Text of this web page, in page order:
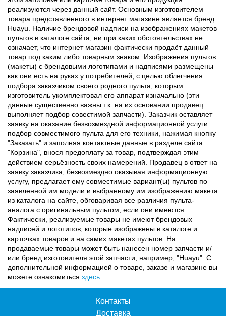
реализуются через данный сайт. Основным изготовителем
товара представленного в интернет магазине является бренд
Huayu. Наличие брендовой надписи на изображениях макетов
пультов в каталоге сайта, ни при каких обстоятельствах не
означает, что интернет магазин фактически продаёт данный
товар под каким либо товарным знаком. Изображения пультов
(макеты) с брендовыми логотипами и надписями размещены
как они есть на руках у потребителей, с целью облегчения
подбора заказчиком своего родного пульта, которым
изготовитель укомплектовал его аппарат изначально (эти
данные существенно важны т.к. на их основании продавец
выполняет подбор совестимой запчасти). Заказчик оставляет
заявку на оказание безвозмездной информационной услуги:
подбор совместимого пульта для его техники, нажимая кнопку
"Заказать" и заполняя контактные данные в разделе сайта
"Корзина", внося предоплату за товар, подтверждая этим
действием серьёзность своих намерений. Продавец в ответ на
заявку заказчика, безвозмездно оказывая информационную
услугу, предлагает ему совместимые вариант(ы) пультов по
заявленной им модели и выбранному им изображению макета
из каталога на сайте, обговаривая все различия пульта-
аналога с оригинальным пультом, если они имеются.
Фактически, реализуемые товары не имеют брендовых
надписей и логотипов, которые изображены в каталоге и
карточках товаров и на самих макетах пультов. На
продаваемые товары может быть нанесен номер запчасти и/
или бренд изготовителя этой запчасти, например, "Huayu". С
дополнительной информацией о товаре, заказе и магазине вы
можете ознакомиться здесь
Контакты
Доставка